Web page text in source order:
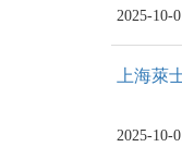
2025-10-
上海萊
2025-10-